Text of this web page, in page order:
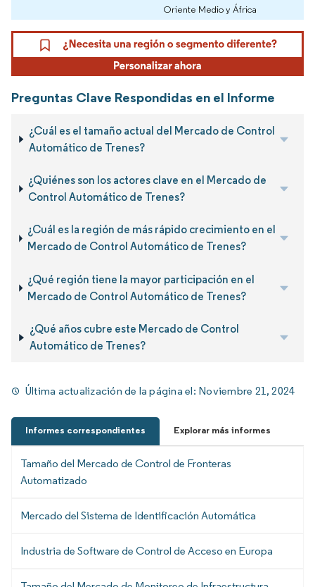
Oriente Medio y África
Preguntas Clave Respondidas en el Informe
¿Cuál es el tamaño actual del Mercado de Control
Automático de Trenes?
¿Quiénes son los actores clave en el Mercado de
Control Automático de Trenes?
¿Cuál es la región de más rápido crecimiento en el
Mercado de Control Automático de Trenes?
¿Qué región tiene la mayor participación en el
Mercado de Control Automático de Trenes?
¿Qué años cubre este Mercado de Control
Automático de Trenes?
Última actualización de la página el: Noviembre 21, 2024
Informes correspondientes Explorar más informes
Tamaño del Mercado de Control de Fronteras
Automatizado
Mercado del Sistema de Identificación Automática
Industria de Software de Control de Acceso en Europa